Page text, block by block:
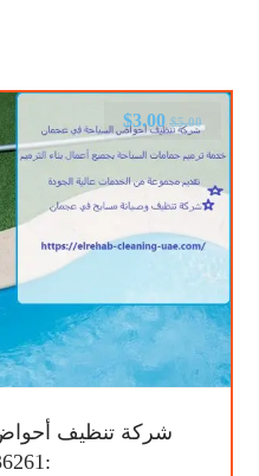
شركة تنظيف
:0507036261
$5.00
$3.00